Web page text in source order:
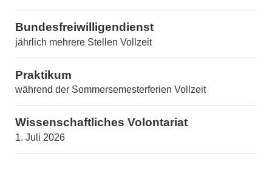
Bundesfreiwilligendienst
jährlich mehrere Stellen Vollzeit
Praktikum
während der Sommersemesterferien Vollzeit
Wissenschaftliches Volontariat
1. Juli 2026